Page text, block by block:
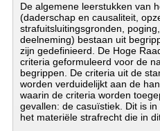
De algemene leerstukken van
(daderschap en causaliteit,
strafuitsluitingsgronden,
deelneming) bestaan uit
zijn gedefinieerd. De Hoge
criteria geformuleerd voor de
begrippen. De criteria uit de
worden verduidelijkt aan de
waarin de criteria worden
gevallen: de casuïstiek. Dit is
het materiële strafrecht die in